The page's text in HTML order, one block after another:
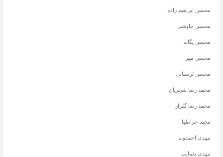
محسن ابراهیم زاده
محسن چاوشی
محسن یگانه
محسن مهر
محسن لرستانی
محمد رضا شجریان
محمد رضا گلزار
مجید خراطها
مهدی احمدوند
مهدی یغمایی